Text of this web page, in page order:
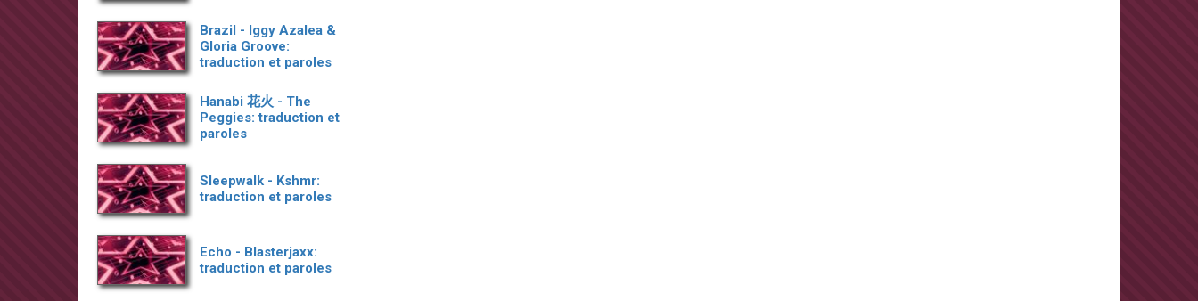
Brazil - Iggy Azalea &
Gloria Groove:
traduction et paroles
Hanabi 花火 - The
Peggies: traduction et
paroles
Sleepwalk - Kshmr:
traduction et paroles
Echo - Blasterjaxx:
traduction et paroles